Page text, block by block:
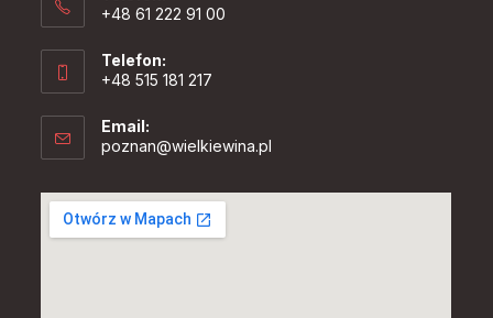
+48 61 222 91 00
Telefon:
+48 515 181 217
Email:
poznan@wielkiewina.pl